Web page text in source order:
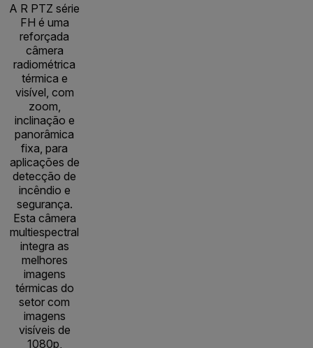
A R PTZ série
FH é uma
reforçada
câmera
radiométrica
térmica e
visível, com
zoom,
inclinação e
panorâmica
fixa, para
aplicações de
detecção de
incêndio e
segurança.
Esta câmera
multiespectral
integra as
melhores
imagens
térmicas do
setor com
imagens
visíveis de
1080p,